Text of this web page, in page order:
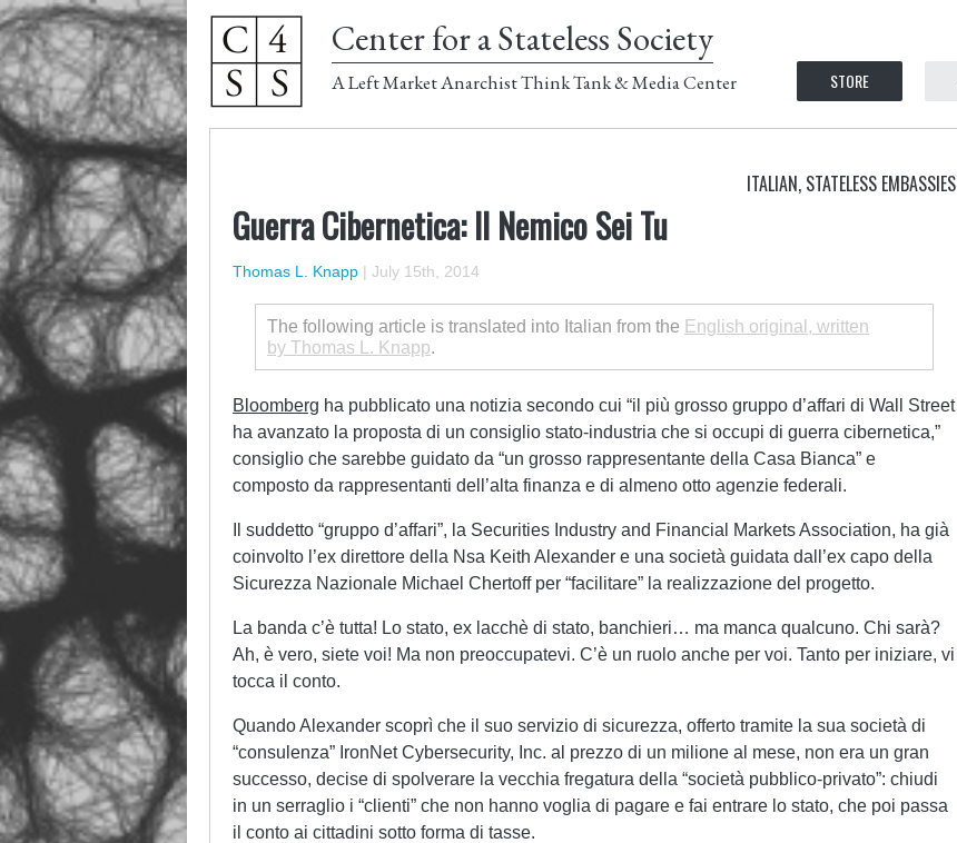
Center for a Stateless Society
A Left Market Anarchist Think Tank & Media Center STORE
ITALIAN, STATELESS EMBASSIES
Guerra Cibernetica: Il Nemico Sei Tu
Thomas L. Knapp | July 15th, 2014
The following article is translated into Italian from the English original, written
by Thomas L. Knapp.
Bloomberg ha pubblicato una notizia secondo cui “il più grosso gruppo d’affari di Wall Street
ha avanzato la proposta di un consiglio stato-industria che si occupi di guerra cibernetica,”
consiglio che sarebbe guidato da “un grosso rappresentante della Casa Bianca” e
composto da rappresentanti dell’alta finanza e di almeno otto agenzie federali.
Il suddetto “gruppo d’affari”, la Securities Industry and Financial Markets Association, ha già
coinvolto l’ex direttore della Nsa Keith Alexander e una società guidata dall’ex capo della
Sicurezza Nazionale Michael Chertoff per “facilitare” la realizzazione del progetto.
La banda c’è tutta! Lo stato, ex lacchè di stato, banchieri… ma manca qualcuno. Chi sarà?
Ah, è vero, siete voi! Ma non preoccupatevi. C’è un ruolo anche per voi. Tanto per iniziare, vi
tocca il conto.
Quando Alexander scoprì che il suo servizio di sicurezza, offerto tramite la sua società di
“consulenza” IronNet Cybersecurity, Inc. al prezzo di un milione al mese, non era un gran
successo, decise di spolverare la vecchia fregatura della “società pubblico-privato”: chiudi
in un serraglio i “clienti” che non hanno voglia di pagare e fai entrare lo stato, che poi passa
il conto ai cittadini sotto forma di tasse.